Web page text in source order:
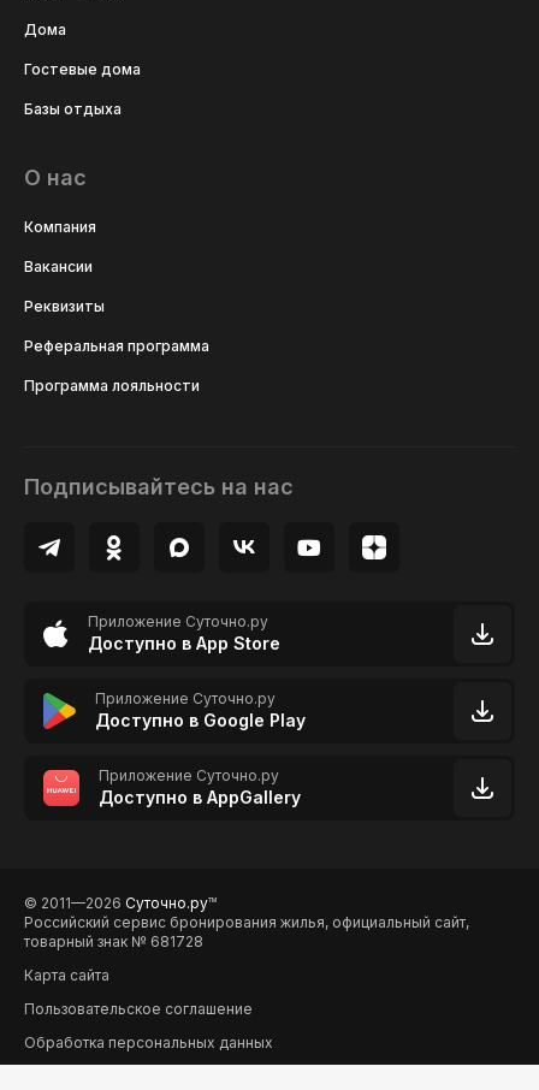
Дома
Гостевые дома
Базы отдыха
О нас
Компания
Вакансии
Реквизиты
Реферальная программа
Программа лояльности
Подписывайтесь на нас
Приложение Суточно.ру
Доступно в App Store
Приложение Суточно.ру
Доступно в Google Play
Приложение Суточно.ру
Доступно в AppGallery
© 2011—2026 Суточно.руTM
Российский сервис бронирования жилья, официальный сайт,
товарный знак № 681728
Карта сайта
Пользовательское соглашение
Обработка персональных данных